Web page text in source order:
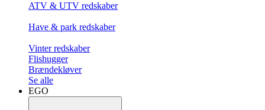
ATV & UTV redskaber
Have & park redskaber
Vinter redskaber
Flishugger
Brændekløver
Se alle
EGO